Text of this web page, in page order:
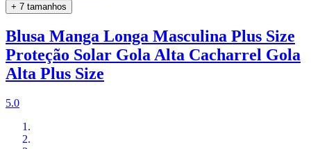
+ 7 tamanhos
Blusa Manga Longa Masculina Plus Size
Proteção Solar Gola Alta Cacharrel Gola
Alta Plus Size
5.0